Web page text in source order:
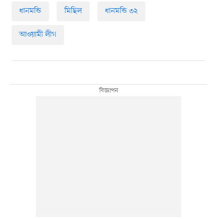
ধানমন্ডি মিছিল ধানমন্ডি ৩২
আওয়ামী লীগ